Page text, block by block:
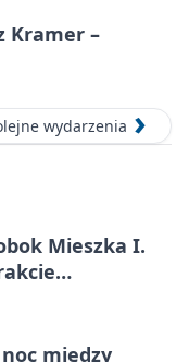
Kramer –
wydarzenia
Mieszka I.
noc między